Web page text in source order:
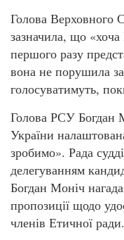
Голова Верховного
зазначила, що «хоча
першого разу
вона не порушила
голосуватимуть,
Голова РСУ Богдан
України
зробимо». Рада
делегуванням
Богдан Моніч
пропозиції щодо
членів Етичної ради.